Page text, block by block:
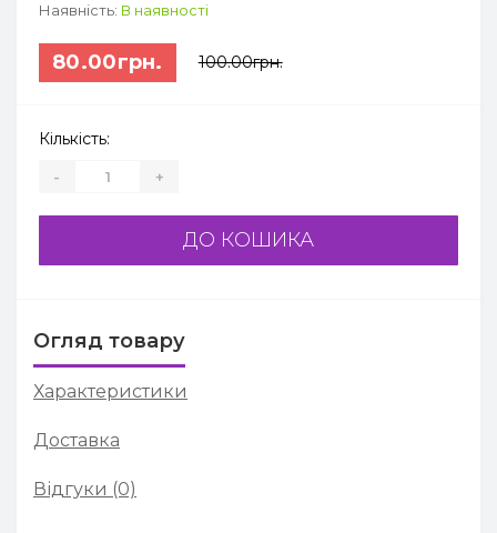
Наявність: В наявності
80.00грн. 100.00грн.
Кількість:
- +
ДО КОШИКА
Огляд товару
Характеристики
Доставка
Відгуки (0)